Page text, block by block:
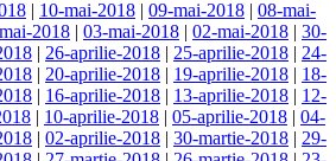
| 10-mai-2018 | 09-mai-2018 | 08-mai-
2018 | 03-mai-2018 | 02-mai-2018 | 30-
| 26-aprilie-2018 | 25-aprilie-2018 | 24-
| 20-aprilie-2018 | 19-aprilie-2018 | 18-
| 16-aprilie-2018 | 13-aprilie-2018 | 12-
| 10-aprilie-2018 | 05-aprilie-2018 | 04-
| 02-aprilie-2018 | 30-martie-2018 | 29-